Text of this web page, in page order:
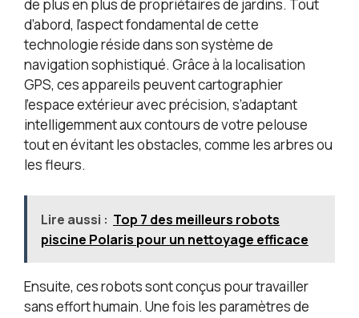
Renforcée】Avec un niveau sonore inférieur à 60
décibels, ce robot est équipé d’un capteur
d’inclinaison, d’un système de détection de
collisions et d’un bouton d’arrêt d’urgence. Il
s’arrête immédiatement en cas de soulèvement ou
de choc, assurant la protection de votre famille et
de vos animaux domestiques, pour une utilisation
en toute sérénité. 【Couverture Optimale du
Terrain】Le M800Plus combine 40 minutes de
tonte régulière suivies de 60 minutes en mode
entre coupes verticales et horizontales. Il retourne
automatiquement à sa station de charge en cas de
sans aucun effort.
de plus en plus de propriétaires de jardins. Tout
d’abord, l’aspect fondamental de cette
technologie réside dans son système de
navigation sophistiqué. Grâce à la localisation
GPS, ces appareils peuvent cartographier
l’espace extérieur avec précision, s’adaptant
intelligemment aux contours de votre pelouse
tout en évitant les obstacles, comme les arbres ou
les fleurs.
Lire aussi : Top 7 des meilleurs robots
piscine Polaris pour un nettoyage efficace
Ensuite, ces robots sont conçus pour travailler
sans effort humain. Une fois les paramètres de